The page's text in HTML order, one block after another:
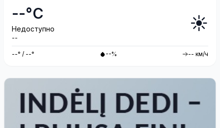
--°C
Недоступно
--
☀️
--° / --° --% -- км/ч